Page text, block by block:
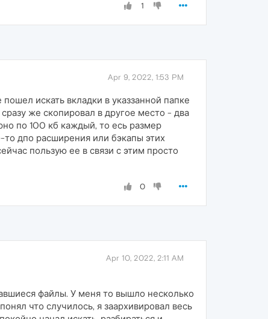
1
Apr 9, 2022, 1:53 PM
искать вкладки в указзанной папке
же скопировал в другое место - два
по 100 кб каждый, то есь размер
дпо расширения или бэкапы этих
пользую ее в связи с этим просто
0
Apr 10, 2022, 2:11 AM
файлы. У меня то вышло несколько
что случилось, я заархивировал весь